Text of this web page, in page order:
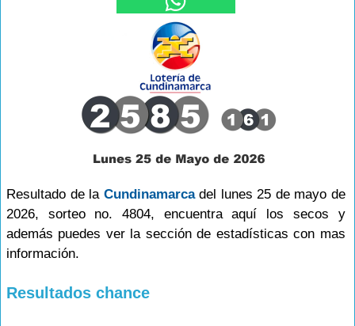
Resultado de la Cundinamarcadel lunes 25 de mayo de
2026, sorteo no. 4804, encuentra aquí los secos y
además puedes ver la sección de estadísticas con mas
información.
Resultados chance